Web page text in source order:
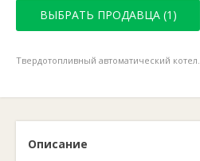
ВЫБРАТЬ ПРОДАВЦА (1)
Твердотопливный автоматический котел.
Описание